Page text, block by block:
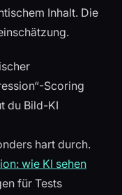
Inhalt. Die
Scoring
du Bild-KI
hart durch.
wie KI sehen
für Tests